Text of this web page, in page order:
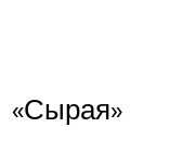
«Сырая»